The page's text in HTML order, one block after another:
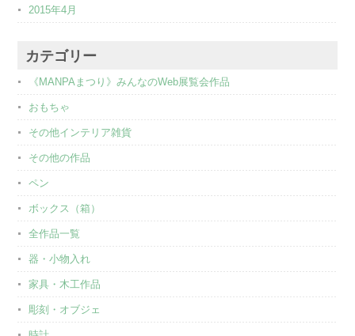
2015年4月
カテゴリー
《MANPAまつり》みんなのWeb展覧会作品
おもちゃ
その他インテリア雑貨
その他の作品
ペン
ボックス（箱）
全作品一覧
器・小物入れ
家具・木工作品
彫刻・オブジェ